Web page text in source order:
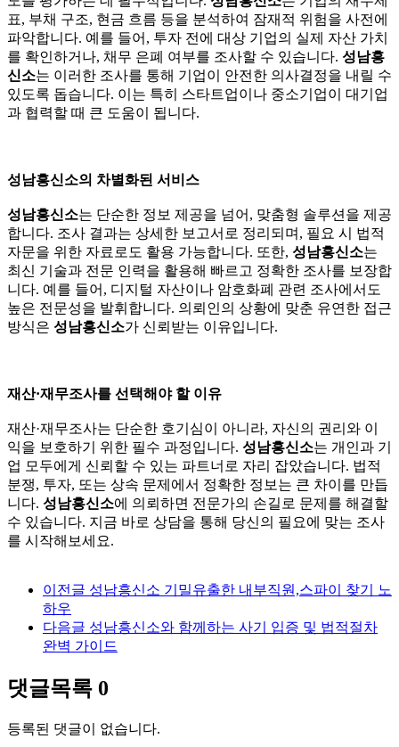
표, 부채 구조, 현금 흐름 등을 분석하여 잠재적 위험을 사전에
파악합니다. 예를 들어, 투자 전에 대상 기업의 실제 자산 가치
를 확인하거나, 채무 은폐 여부를 조사할 수 있습니다. 성남흥
신소는 이러한 조사를 통해 기업이 안전한 의사결정을 내릴 수
있도록 돕습니다. 이는 특히 스타트업이나 중소기업이 대기업
과 협력할 때 큰 도움이 됩니다.
성남흥신소의 차별화된 서비스
성남흥신소는 단순한 정보 제공을 넘어, 맞춤형 솔루션을 제공
합니다. 조사 결과는 상세한 보고서로 정리되며, 필요 시 법적
자문을 위한 자료로도 활용 가능합니다. 또한, 성남흥신소는
최신 기술과 전문 인력을 활용해 빠르고 정확한 조사를 보장합
니다. 예를 들어, 디지털 자산이나 암호화폐 관련 조사에서도
높은 전문성을 발휘합니다. 의뢰인의 상황에 맞춘 유연한 접근
방식은 성남흥신소가 신뢰받는 이유입니다.
재산·재무조사를 선택해야 할 이유
재산·재무조사는 단순한 호기심이 아니라, 자신의 권리와 이
익을 보호하기 위한 필수 과정입니다. 성남흥신소는 개인과 기
업 모두에게 신뢰할 수 있는 파트너로 자리 잡았습니다. 법적
분쟁, 투자, 또는 상속 문제에서 정확한 정보는 큰 차이를 만듭
니다. 성남흥신소에 의뢰하면 전문가의 손길로 문제를 해결할
수 있습니다. 지금 바로 상담을 통해 당신의 필요에 맞는 조사
를 시작해보세요.
이전글 성남흥신소 기밀유출한 내부직원,스파이 찾기 노
하우
다음글 성남흥신소와 함께하는 사기 입증 및 법적절차
완벽 가이드
댓글목록 0
등록된 댓글이 없습니다.